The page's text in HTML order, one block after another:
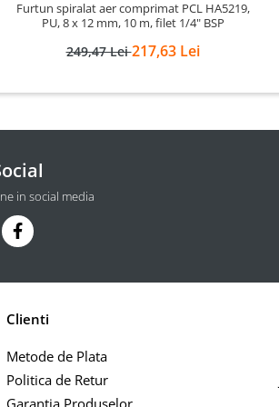
Furtun spiralat aer comprimat PCL HA5219,
PU, 8 x 12 mm, 10 m, filet 1/4" BSP
249,47 Lei217,63 Lei
in social media
Clienti
Metode de Plata
Politica de Retur